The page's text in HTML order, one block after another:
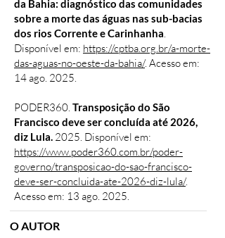
da Bahia: diagnóstico das comunidades
sobre a morte das águas nas sub-bacias
dos rios Corrente e Carinhanha.
Disponível em: https://cptba.org.br/a-morte-
das-aguas-no-oeste-da-bahia/. Acesso em:
14 ago. 2025.
PODER360. Transposição do São
Francisco deve ser concluída até 2026,
diz Lula. 2025. Disponível em:
https://www.poder360.com.br/poder-
governo/transposicao-do-sao-francisco-
deve-ser-concluida-ate-2026-diz-lula/.
Acesso em: 13 ago. 2025.
O AUTOR